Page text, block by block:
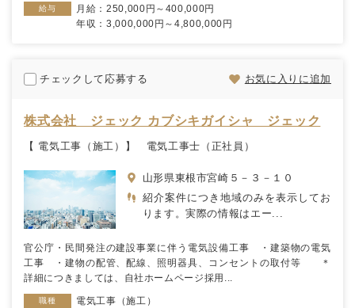
給与
月給：250,000円～400,000円
年収：3,000,000円～4,800,000円
チェックして応募する お気に入りに追加
株式会社 ジェック カブシキガイシャ ジェック
【 電気工事（施工）】 電気工事士（正社員）
山形県東根市宮崎５－３－１０
紹介案件につき地域のみを表示してお
ります。実際の情報はエー...
官公庁・民間発注の建設事業に伴う電気設備工事 ・建築物の電気
工事 ・建物の配管、配線、照明器具、コンセントの取付等 ＊
詳細につきましては、自社ホームページ採用...
職種 電気工事（施工）